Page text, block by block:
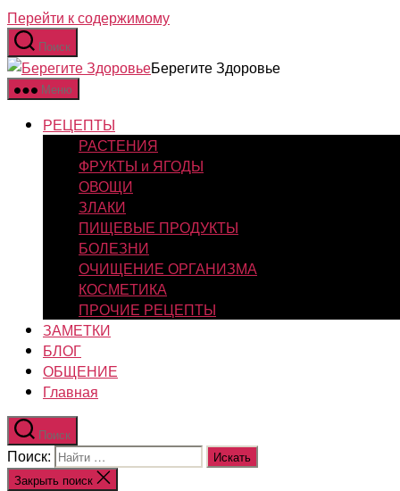
Перейти к содержимому
Поиск
Берегите Здоровье
Меню
РЕЦЕПТЫ
РАСТЕНИЯ
ФРУКТЫ и ЯГОДЫ
ОВОЩИ
ЗЛАКИ
ПИЩЕВЫЕ ПРОДУКТЫ
БОЛЕЗНИ
ОЧИЩЕНИЕ ОРГАНИЗМА
КОСМЕТИКА
ПРОЧИЕ РЕЦЕПТЫ
ЗАМЕТКИ
БЛОГ
ОБЩЕНИЕ
Главная
Поиск
Поиск:
Закрыть поиск